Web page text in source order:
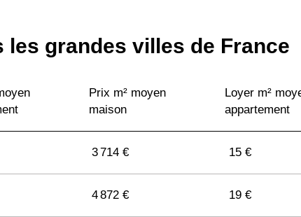
1 747 € 10 €
2 188 € 10 €
les grandes villes de France
Prix m² moyen
maison
Loyer m²
appartement
3 714 € 15 €
4 872 € 19 €